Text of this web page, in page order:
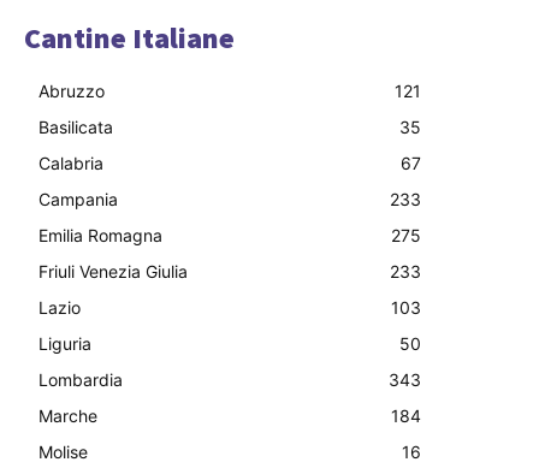
Cantine Italiane
Abruzzo
121
Basilicata
35
Calabria
67
Campania
233
Emilia Romagna
275
Friuli Venezia Giulia
233
Lazio
103
Liguria
50
Lombardia
343
Marche
184
Molise
16